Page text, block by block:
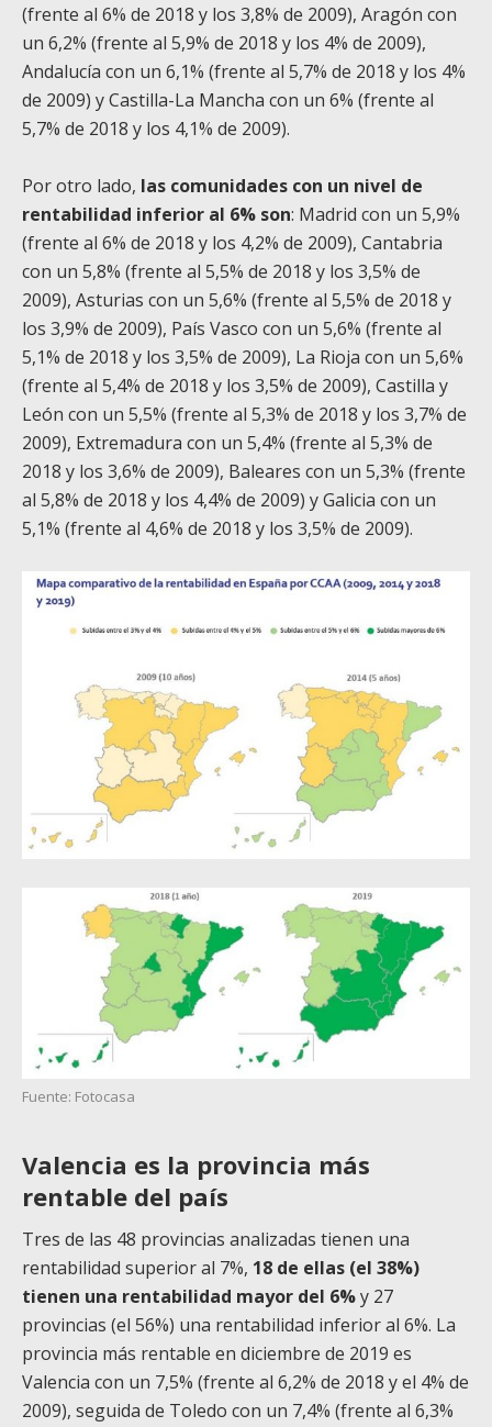
(frente al 6% de 2018 y los 3,8% de 2009), Aragón con
un 6,2% (frente al 5,9% de 2018 y los 4% de 2009),
Andalucía con un 6,1% (frente al 5,7% de 2018 y los 4%
de 2009) y Castilla-La Mancha con un 6% (frente al
5,7% de 2018 y los 4,1% de 2009).
Por otro lado, las comunidades con un nivel de
rentabilidad inferior al 6% son: Madrid con un 5,9%
(frente al 6% de 2018 y los 4,2% de 2009), Cantabria
con un 5,8% (frente al 5,5% de 2018 y los 3,5% de
2009), Asturias con un 5,6% (frente al 5,5% de 2018 y
los 3,9% de 2009), País Vasco con un 5,6% (frente al
5,1% de 2018 y los 3,5% de 2009), La Rioja con un 5,6%
(frente al 5,4% de 2018 y los 3,5% de 2009), Castilla y
León con un 5,5% (frente al 5,3% de 2018 y los 3,7% de
2009), Extremadura con un 5,4% (frente al 5,3% de
2018 y los 3,6% de 2009), Baleares con un 5,3% (frente
al 5,8% de 2018 y los 4,4% de 2009) y Galicia con un
5,1% (frente al 4,6% de 2018 y los 3,5% de 2009).
Fuente: Fotocasa
Valencia es la provincia más
rentable del país
Tres de las 48 provincias analizadas tienen una
rentabilidad superior al 7%, 18 de ellas (el 38%)
tienen una rentabilidad mayor del 6%y 27
provincias (el 56%) una rentabilidad inferior al 6%. La
provincia más rentable en diciembre de 2019 es
Valencia con un 7,5% (frente al 6,2% de 2018 y el 4% de
2009), seguida de Toledo con un 7,4% (frente al 6,3%